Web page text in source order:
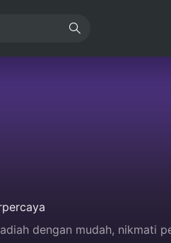
dengan mudah, nikmati